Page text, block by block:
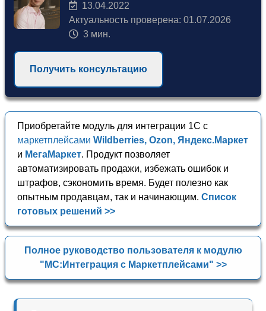
13.04.2022
Актуальность проверена: 01.07.2026
3 мин.
Получить консультацию
Приобретайте модуль для интеграции 1С с
маркетплейсами Wildberries, Ozon, Яндекс.Маркет
и МегаМаркет. Продукт позволяет
автоматизировать продажи, избежать ошибок и
штрафов, сэкономить время. Будет полезно как
опытным продавцам, так и начинающим. Список
готовых решений >>
Полное руководство пользователя к модулю
"МС:Интеграция с Маркетплейсами" >>